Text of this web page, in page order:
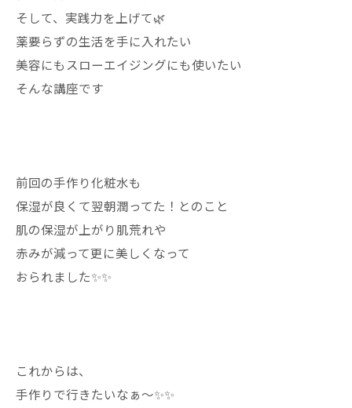
そして、実践力を上げて🌿
薬要らずの生活を手に入れたい
美容にもスローエイジングにも使いたい
そんな講座です
前回の手作り化粧水も
保湿が良くて翌朝潤ってた！とのこと
肌の保湿が上がり肌荒れや
赤みが減って更に美しくなって
おられました✨✨
これからは、
手作りで行きたいなぁ〜✨✨